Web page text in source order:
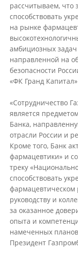
рассчитываем, что
способствовать
на рынке
амбициозных
направленной на
безопасности
«ФК Гранд
«Сотрудничество
является
Банка,
отрасли России и
Кроме того, Банк
фармацевтики» и
треку
способствовать
руководству и
за оказанное
опыта и
намеченных
Президент